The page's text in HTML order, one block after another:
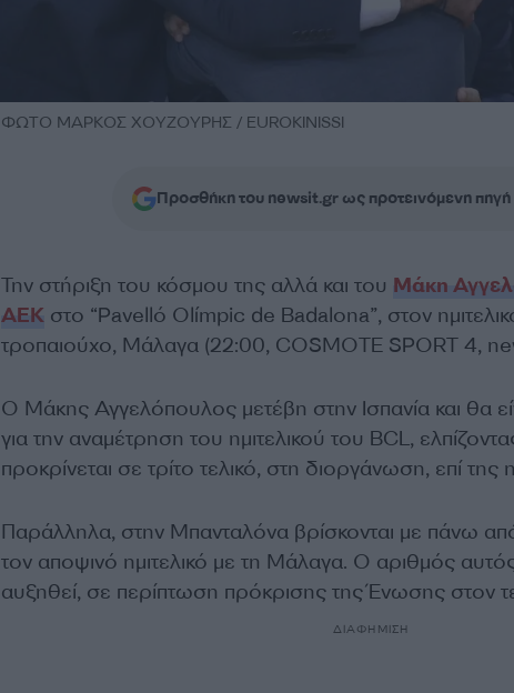
ΦΩΤΟ ΜΑΡΚΟΣ ΧΟΥΖΟΥΡΗΣ / EUROKINISSI
Προσθήκη του newsit.gr ως προτεινόμενη
Την στήριξη του κόσμου της αλλά και του Μάκη
ΑΕΚστο “Pavelló Olímpic de Badalona”, στον
τροπαιούχο, Μάλαγα (22:00, COSMOTE SPORT 4,
Ο Μάκης Αγγελόπουλος μετέβη στην Ισπανία και θα
για την αναμέτρηση του ημιτελικού του BCL,
προκρίνεται σε τρίτο τελικό, στη διοργάνωση, επί της
Παράλληλα, στην Μπανταλόνα βρίσκονται με πάνω
τον αποψινό ημιτελικό με τη Μάλαγα. Ο αριθμός
αυξηθεί, σε περίπτωση πρόκρισης της Ένωσης στον
ΔΙΑΦΗΜΙΣΗ